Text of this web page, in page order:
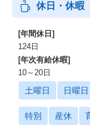
休日・休暇
[年間休日]
124日
[年次有給休暇]
10～20日
土曜日 日曜日
特別 産休